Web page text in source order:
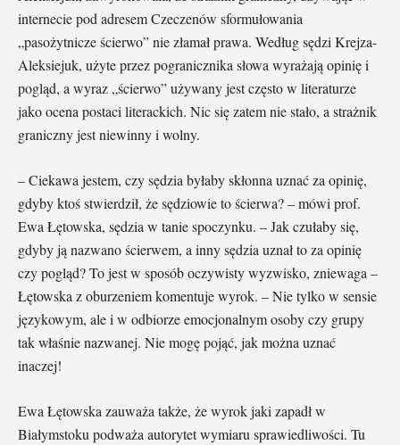
internecie pod adresem Czeczenów sformułowania
„pasożytnicze ścierwo” nie złamał prawa. Według sędzi Krejza-
Aleksiejuk, użyte przez pogranicznika słowa wyrażają opinię i
pogląd, a wyraz „ścierwo” używany jest często w literaturze
jako ocena postaci literackich. Nic się zatem nie stało, a strażnik
graniczny jest niewinny i wolny.
– Ciekawa jestem, czy sędzia byłaby skłonna uznać za opinię,
gdyby ktoś stwierdził, że sędziowie to ścierwa? – mówi prof.
Ewa Łętowska, sędzia w tanie spoczynku. – Jak czułaby się,
gdyby ją nazwano ścierwem, a inny sędzia uznał to za opinię
czy pogląd? To jest w sposób oczywisty wyzwisko, zniewaga –
Łętowska z oburzeniem komentuje wyrok. – Nie tylko w sensie
językowym, ale i w odbiorze emocjonalnym osoby czy grupy
tak właśnie nazwanej. Nie mogę pojąć, jak można uznać
inaczej!
Ewa Łętowska zauważa także, że wyrok jaki zapadł w
Białymstoku podważa autorytet wymiaru sprawiedliwości. Tu